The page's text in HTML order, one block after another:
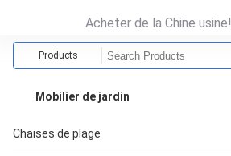
Acheter de la Chine usine!
Products
Mobilier de jardin
Chaises de plage